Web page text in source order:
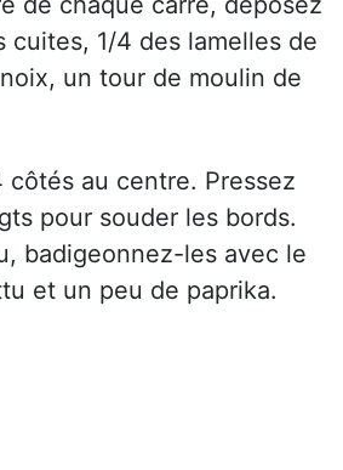
cuites, 1/4 des lamelles de
un tour de moulin de
côtés au centre. Pressez
pour souder les bords.
badigeonnez-les avec le
et un peu de paprika.